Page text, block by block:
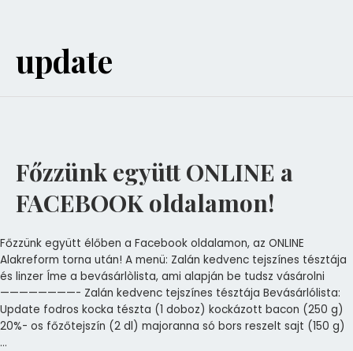
update
Főzzünk együtt ONLINE a
FACEBOOK oldalamon!
Főzzünk együtt élőben a Facebook oldalamon, az ONLINE
Alakreform torna után! A menü: Zalán kedvenc tejszínes tésztája
és linzer Íme a bevásárlòlista, ami alapján be tudsz vásárolni
————————- Zalán kedvenc tejszínes tésztája Bevásárlólista:
Update fodros kocka tészta (1 doboz) kockázott bacon (250 g)
20%- os főzőtejszín (2 dl) majoranna só bors reszelt sajt (150 g)
…
FACEBOOK
oldalamon!